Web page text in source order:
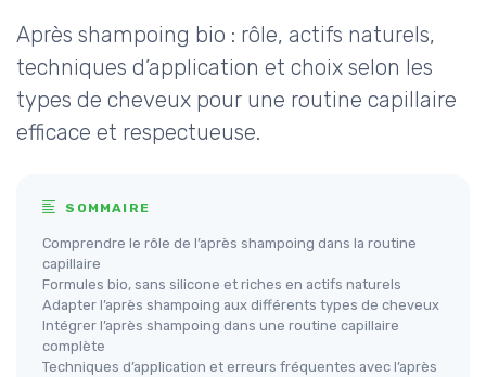
Après shampoing bio : rôle, actifs naturels,
techniques d’application et choix selon les
types de cheveux pour une routine capillaire
efficace et respectueuse.
SOMMAIRE
Comprendre le rôle de l’après shampoing dans la routine
capillaire
Formules bio, sans silicone et riches en actifs naturels
Adapter l’après shampoing aux différents types de cheveux
Intégrer l’après shampoing dans une routine capillaire
complète
Techniques d’application et erreurs fréquentes avec l’après